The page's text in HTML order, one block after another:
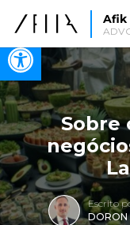
Open toolbar
Afik
Sobre
Escrito
DORON